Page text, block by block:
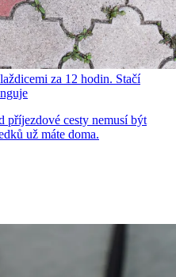
za 12 hodin. Stačí
příjezdové cesty nemusí být
už máte doma.